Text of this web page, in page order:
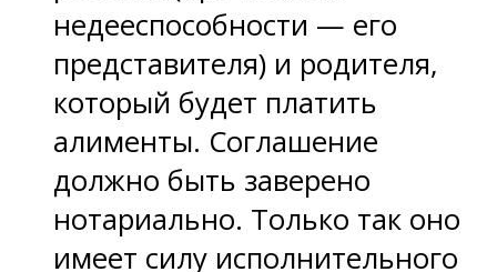
недееспособности — его
представителя) и родителя,
который будет платить
алименты. Соглашение
должно быть заверено
нотариально. Только так оно
имеет силу исполнительного